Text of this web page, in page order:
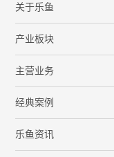
关于乐鱼
产业板块
主营业务
经典案例
乐鱼资讯